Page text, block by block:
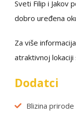
Sveti Filip i Jakov
dobro uređena
Za više
atraktivnoj
Dodatci
Blizina prirode